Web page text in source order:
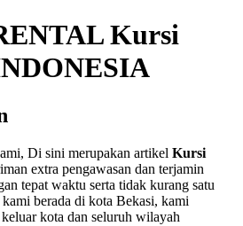
Kursi
Di sini merupakan artikel Kursi
extra pengawasan dan terjamin
tepat waktu serta tidak kurang satu
berada di kota Bekasi, kami
kota dan seluruh wilayah